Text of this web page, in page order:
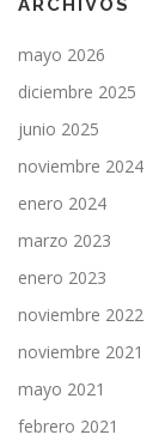
mayo 2026
diciembre 2025
junio 2025
noviembre 2024
enero 2024
marzo 2023
enero 2023
noviembre 2022
noviembre 2021
mayo 2021
febrero 2021